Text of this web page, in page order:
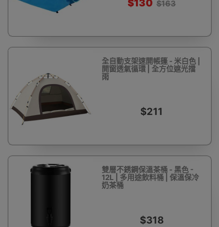
$130 $163
全自動支架速開帳篷 - 米白色 |
開窗透氣循環 | 全方位遮光擋
雨
$211
雙層不銹鋼保溫茶桶 - 黑色 -
12L | 多用途飲料桶 | 保溫保冷
奶茶桶
$318